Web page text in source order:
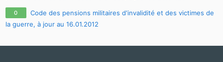
0
Code des pensions militaires d'invalidité et des victimes de
la guerre, à jour au 16.01.2012